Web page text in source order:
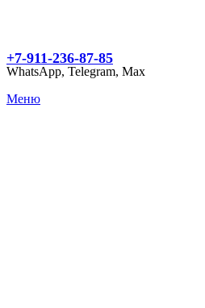
+7-911-236-87-85
WhatsApp, Telegram, Max
Меню